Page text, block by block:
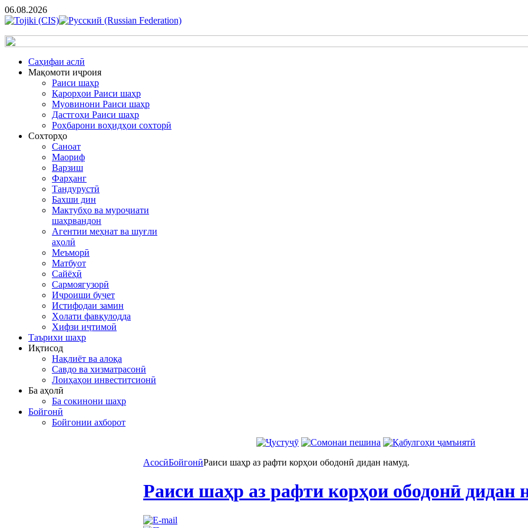
06.08.2026
Cаҳифаи аслӣ
Мақомоти иҷроия
Раиси шаҳр
Қарорҳои Раиси шаҳр
Муовинони Раиси шаҳр
Дастгоҳи Раиси шаҳр
Роҳбарони воҳидҳои сохторӣ
Сохторҳо
Саноат
Маориф
Варзиш
Фарҳанг
Тандурустӣ
Бахши дин
Мактубҳо ва муроҷиати
шаҳрвандон
Агентии меҳнат ва шуғли
аҳолӣ
Меъморӣ
Матбуот
Сайёҳӣ
Сармоягузорӣ
Иҷроиши буҷет
Истифодаи замин
Ҳолати фавқулодда
Хифзи иҷтимоӣ
Таърихи шаҳр
Иқтисод
Нақлиёт ва алоқа
Савдо ва хизматрасонӣ
Лоиҳаҳои инвеститсионӣ
Ба аҳолӣ
Ба сокинони шаҳр
Бойгонӣ
Бойгонии ахборот
АсосӣБойгонӣРаиси шаҳр аз рафти корҳои ободонӣ дидан намуд.
Раиси шаҳр аз рафти корҳои ободонӣ дидан